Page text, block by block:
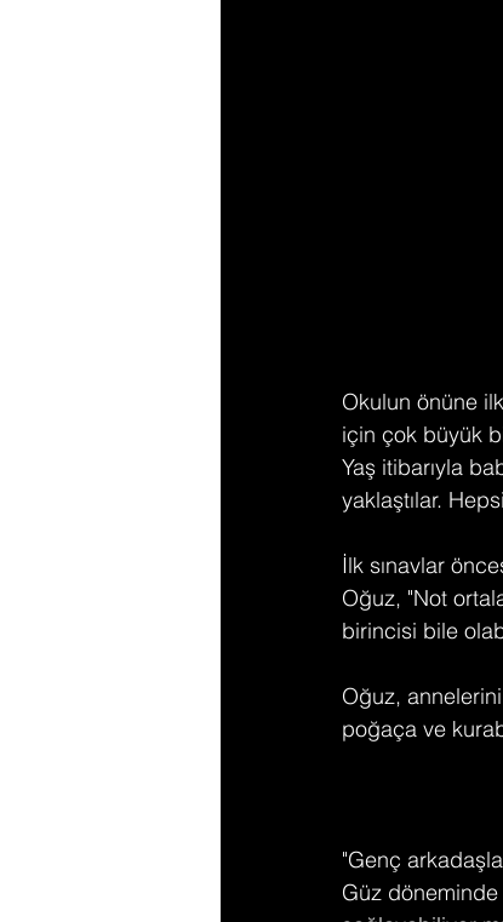
Okulun önüne
için çok büyük
Yaş itibarıyla
yaklaştılar.
İlk sınavlar
Oğuz, "Not
birincisi bile
Oğuz,
poğaça ve
"Genç
Güz